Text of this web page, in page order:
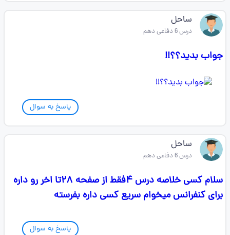
ساحل
درس 6 دفاعی دهم
جواب بدید؟؟!!
پاسخ به سوال
ساحل
درس 6 دفاعی دهم
سلام کسی خلاصه درس ۴فقط از صفحه ۲۸تا اخر رو داره
برای کنفرانس میخوام سریع کسی داره بفرسته
پاسخ به سوال